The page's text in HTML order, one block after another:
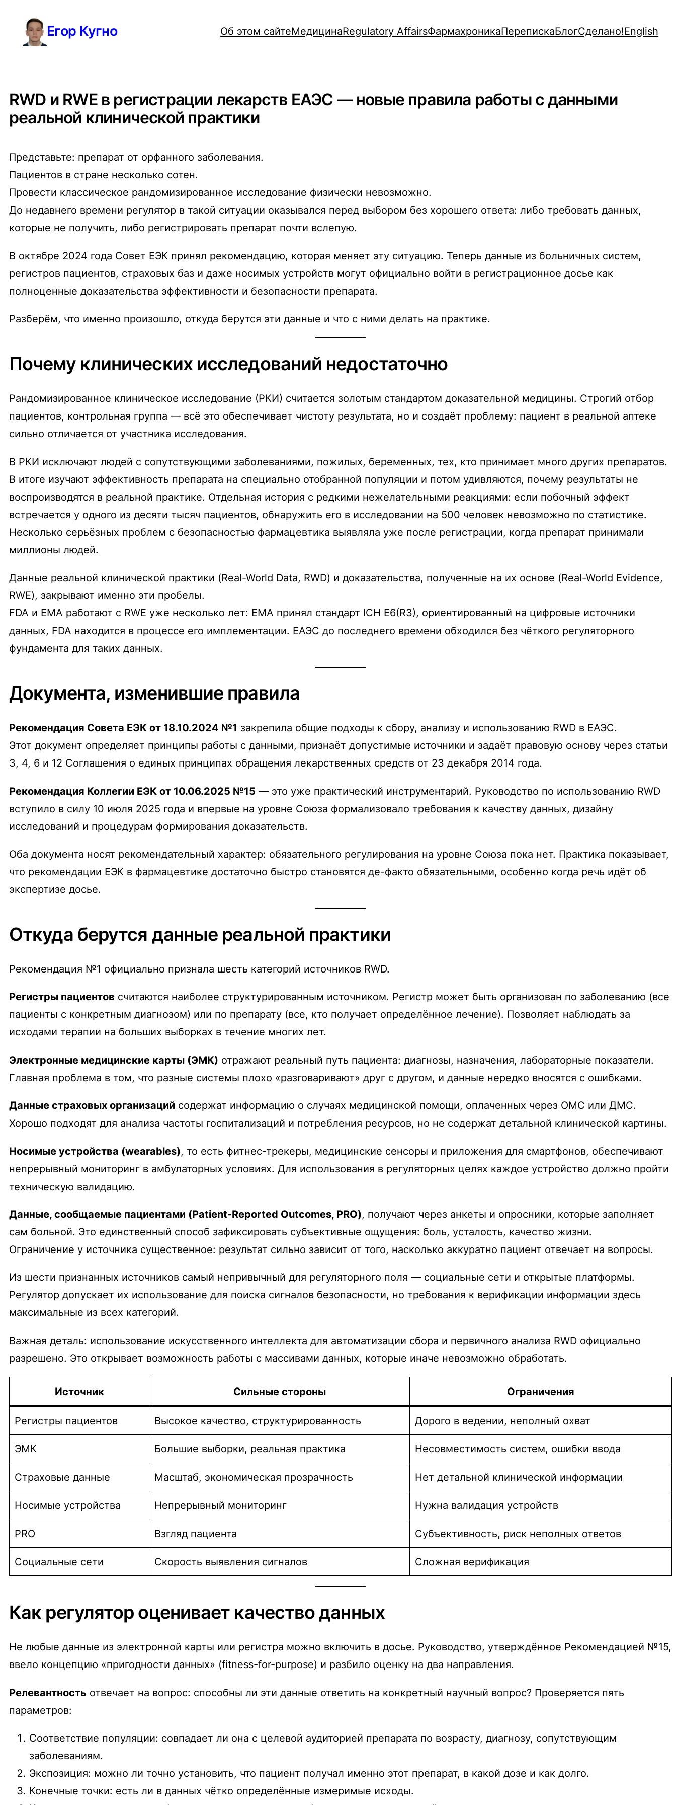
содержимому
Егор Кугно Об этом сайтеМедицинаRegulatory AffairsФармахроникаПерепискаБлогСделано!English
RWD и RWE в регистрации лекарств ЕАЭС — новые правила работы с данными
реальной клинической практики
Представьте: препарат от орфанного заболевания.
Пациентов в стране несколько сотен.
Провести классическое рандомизированное исследование физически невозможно.
До недавнего времени регулятор в такой ситуации оказывался перед выбором без хорошего ответа: либо требовать данных,
которые не получить, либо регистрировать препарат почти вслепую.
В октябре 2024 года Совет ЕЭК принял рекомендацию, которая меняет эту ситуацию. Теперь данные из больничных систем,
регистров пациентов, страховых баз и даже носимых устройств могут официально войти в регистрационное досье как
полноценные доказательства эффективности и безопасности препарата.
Разберём, что именно произошло, откуда берутся эти данные и что с ними делать на практике.
Почему клинических исследований недостаточно
Рандомизированное клиническое исследование (РКИ) считается золотым стандартом доказательной медицины. Строгий отбор
пациентов, контрольная группа — всё это обеспечивает чистоту результата, но и создаёт проблему: пациент в реальной аптеке
сильно отличается от участника исследования.
В РКИ исключают людей с сопутствующими заболеваниями, пожилых, беременных, тех, кто принимает много других препаратов.
В итоге изучают эффективность препарата на специально отобранной популяции и потом удивляются, почему результаты не
воспроизводятся в реальной практике. Отдельная история с редкими нежелательными реакциями: если побочный эффект
встречается у одного из десяти тысяч пациентов, обнаружить его в исследовании на 500 человек невозможно по статистике.
Несколько серьёзных проблем с безопасностью фармацевтика выявляла уже после регистрации, когда препарат принимали
миллионы людей.
Данные реальной клинической практики (Real-World Data, RWD) и доказательства, полученные на их основе (Real-World Evidence,
RWE), закрывают именно эти пробелы.
FDA и EMA работают с RWE уже несколько лет: EMA принял стандарт ICH E6(R3), ориентированный на цифровые источники
данных, FDA находится в процессе его имплементации. ЕАЭС до последнего времени обходился без чёткого регуляторного
фундамента для таких данных.
Документа, изменившие правила
Рекомендация Совета ЕЭК от 18.10.2024 №1 закрепила общие подходы к сбору, анализу и использованию RWD в ЕАЭС.
Этот документ определяет принципы работы с данными, признаёт допустимые источники и задаёт правовую основу через статьи
3, 4, 6 и 12 Соглашения о единых принципах обращения лекарственных средств от 23 декабря 2014 года.
Рекомендация Коллегии ЕЭК от 10.06.2025 №15 — это уже практический инструментарий. Руководство по использованию RWD
вступило в силу 10 июля 2025 года и впервые на уровне Союза формализовало требования к качеству данных, дизайну
исследований и процедурам формирования доказательств.
Оба документа носят рекомендательный характер: обязательного регулирования на уровне Союза пока нет. Практика показывает,
что рекомендации ЕЭК в фармацевтике достаточно быстро становятся де-факто обязательными, особенно когда речь идёт об
экспертизе досье.
Откуда берутся данные реальной практики
Рекомендация №1 официально признала шесть категорий источников RWD.
Регистры пациентов считаются наиболее структурированным источником. Регистр может быть организован по заболеванию (все
пациенты с конкретным диагнозом) или по препарату (все, кто получает определённое лечение). Позволяет наблюдать за
исходами терапии на больших выборках в течение многих лет.
Электронные медицинские карты (ЭМК) отражают реальный путь пациента: диагнозы, назначения, лабораторные показатели.
Главная проблема в том, что разные системы плохо «разговаривают» друг с другом, и данные нередко вносятся с ошибками.
Данные страховых организаций содержат информацию о случаях медицинской помощи, оплаченных через ОМС или ДМС.
Хорошо подходят для анализа частоты госпитализаций и потребления ресурсов, но не содержат детальной клинической картины.
Носимые устройства (wearables), то есть фитнес-трекеры, медицинские сенсоры и приложения для смартфонов, обеспечивают
непрерывный мониторинг в амбулаторных условиях. Для использования в регуляторных целях каждое устройство должно пройти
техническую валидацию.
Данные, сообщаемые пациентами (Patient-Reported Outcomes, PRO), получают через анкеты и опросники, которые заполняет
сам больной. Это единственный способ зафиксировать субъективные ощущения: боль, усталость, качество жизни.
Ограничение у источника существенное: результат сильно зависит от того, насколько аккуратно пациент отвечает на вопросы.
Из шести признанных источников самый непривычный для регуляторного поля — социальные сети и открытые платформы.
Регулятор допускает их использование для поиска сигналов безопасности, но требования к верификации информации здесь
максимальные из всех категорий.
Важная деталь: использование искусственного интеллекта для автоматизации сбора и первичного анализа RWD официально
разрешено. Это открывает возможность работы с массивами данных, которые иначе невозможно обработать.
Источник Сильные стороны Ограничения
Регистры пациентов Высокое качество, структурированность Дорого в ведении, неполный охват
ЭМК Большие выборки, реальная практика Несовместимость систем, ошибки ввода
Страховые данные Масштаб, экономическая прозрачность Нет детальной клинической информации
Носимые устройства Непрерывный мониторинг Нужна валидация устройств
PRO Взгляд пациента Субъективность, риск неполных ответов
Социальные сети Скорость выявления сигналов Сложная верификация
Как регулятор оценивает качество данных
Не любые данные из электронной карты или регистра можно включить в досье. Руководство, утверждённое Рекомендацией №15,
ввело концепцию «пригодности данных» (fitness-for-purpose) и разбило оценку на два направления.
Релевантность отвечает на вопрос: способны ли эти данные ответить на конкретный научный вопрос? Проверяется пять
параметров:
Соответствие популяции: совпадает ли она с целевой аудиторией препарата по возрасту, диагнозу, сопутствующим
заболеваниям.
Экспозиция: можно ли точно установить, что пациент получал именно этот препарат, в какой дозе и как долго.
Конечные точки: есть ли в данных чётко определённые измеримые исходы.